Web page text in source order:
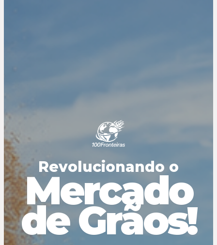
Revolucionando o
Mercado
de Grãos!